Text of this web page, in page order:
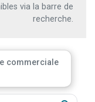
via la barre de
recherche.
commerciale